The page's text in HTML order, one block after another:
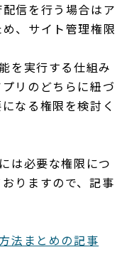
信を行う場合はア
、サイト管理権限
を実行する仕組み
リのどちらに紐づ
なる権限を検討く
は必要な権限につ
りますので、記事
法まとめの記事